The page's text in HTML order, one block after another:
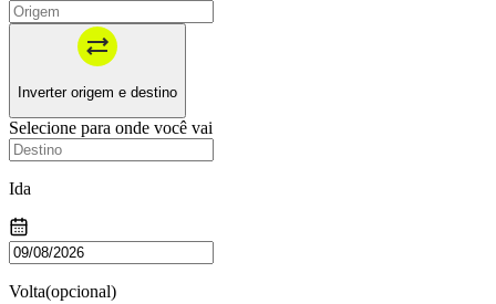
Inverter origem e destino
Selecione para onde você vai
Ida
Volta(opcional)